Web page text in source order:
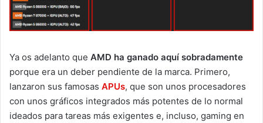
Ya os adelanto que AMD ha ganado aquí sobradamente
porque era un deber pendiente de la marca. Primero,
lanzaron sus famosas APUs, que son unos procesadores
con unos gráficos integrados más potentes de lo normal
ideados para tareas más exigentes e, incluso, gaming en